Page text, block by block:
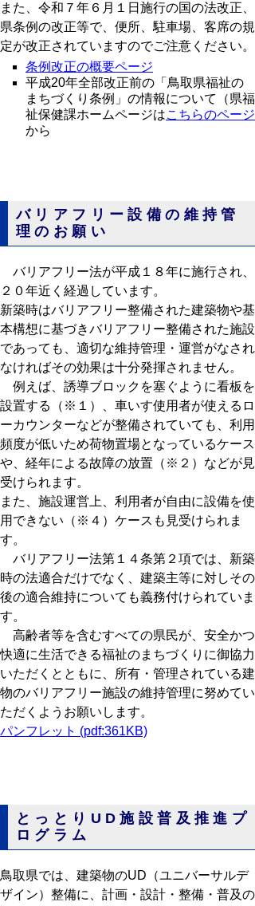
また、令和７年６月１日施行の国の法改正、
県条例の改正等で、便所、駐車場、客席の規
定が改正されていますのでご注意ください。
条例改正の概要ページ
平成20年全部改正前の「鳥取県福祉の
まちづくり条例」の情報について（県福
祉保健課ホームページはこちらのページ
から
バリアフリー設備の維持管
理のお願い
バリアフリー法が平成１８年に施行され、
２０年近く経過しています。
新築時はバリアフリー整備された建築物や基
本構想に基づきバリアフリー整備された施設
であっても、適切な維持管理・運営がなされ
なければその効果は十分発揮されません。
例えば、誘導ブロックを塞ぐように看板を
設置する（※１）、車いす使用者が使えるロ
ーカウンターなどが整備されていても、利用
頻度が低いため荷物置場となっているケース
や、経年による故障の放置（※２）などが見
受けられます。
また、施設運営上、利用者が自由に設備を使
用できない（※４）ケースも見受けられま
す。
バリアフリー法第１４条第２項では、新築
時の法適合だけでなく、建築主等に対しその
後の適合維持についても義務付けられていま
す。
高齢者等を含むすべての県民が、安全かつ
快適に生活できる福祉のまちづくりに御協力
いただくとともに、所有・管理されている建
物のバリアフリー施設の維持管理に努めてい
ただくようお願いします。
パンフレット (pdf:361KB)
とっとりUD施設普及推進プ
ログラム
鳥取県では、建築物のUD（ユニバーサルデ
ザイン）整備に、計画・設計・整備・普及の